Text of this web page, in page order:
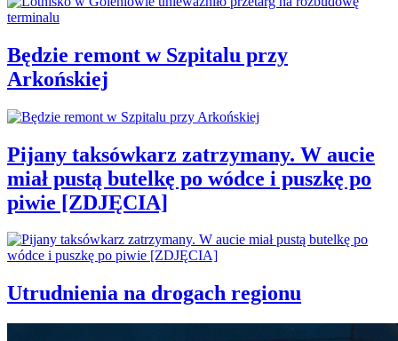
Będzie remont w Szpitalu przy
Arkońskiej
Pijany taksówkarz zatrzymany. W aucie
miał pustą butelkę po wódce i puszkę po
piwie [ZDJĘCIA]
Utrudnienia na drogach regionu